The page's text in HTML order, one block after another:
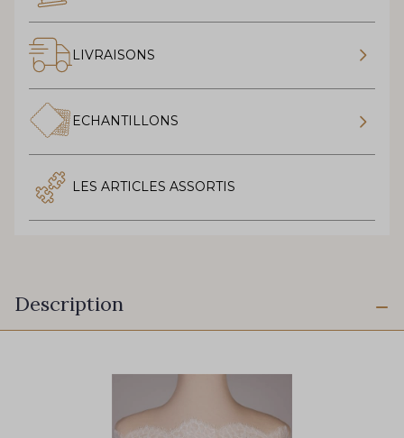
LIVRAISONS
ECHANTILLONS
LES ARTICLES ASSORTIS
Description